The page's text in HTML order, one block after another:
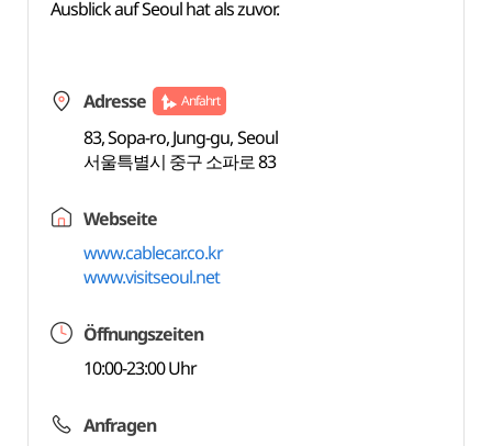
Ausblick auf Seoul hat als zuvor.
Adresse Anfahrt
83, Sopa-ro, Jung-gu, Seoul
서울특별시 중구 소파로 83
Webseite
www.cablecar.co.kr
www.visitseoul.net
Öffnungszeiten
10:00-23:00 Uhr
Anfragen